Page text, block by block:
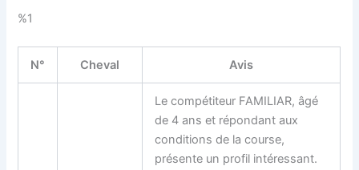
%1
N° Cheval Avis
Le compétiteur FAMILIAR, âgé
de 4 ans et répondant aux
conditions de la course,
présente un profil intéressant.